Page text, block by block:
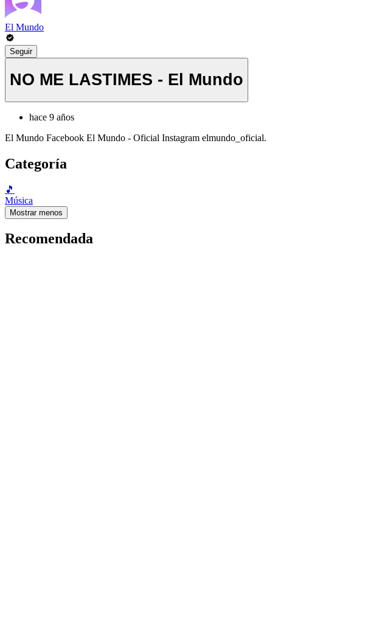
El Mundo
Seguir
NO ME LASTIMES - El Mundo
hace 9 años
El Mundo Facebook El Mundo - Oficial Instagram elmundo_oficial.
Categoría
🎵
Música
Mostrar menos
Recomendada